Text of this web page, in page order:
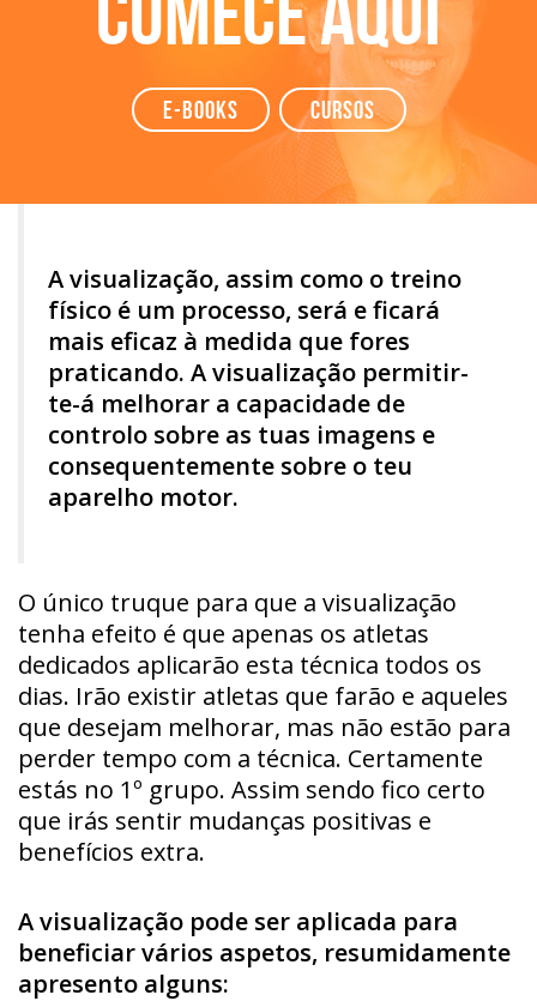
e-books Cursos
A visualização, assim como o treino
físico é um processo, será e ficará
mais eficaz à medida que fores
praticando. A visualização permitir-
te-á melhorar a capacidade de
controlo sobre as tuas imagens e
consequentemente sobre o teu
aparelho motor.
O único truque para que a visualização
tenha efeito é que apenas os atletas
dedicados aplicarão esta técnica todos os
dias. Irão existir atletas que farão e aqueles
que desejam melhorar, mas não estão para
perder tempo com a técnica. Certamente
estás no 1º grupo. Assim sendo fico certo
que irás sentir mudanças positivas e
benefícios extra.
A visualização pode ser aplicada para
beneficiar vários aspetos, resumidamente
apresento alguns: